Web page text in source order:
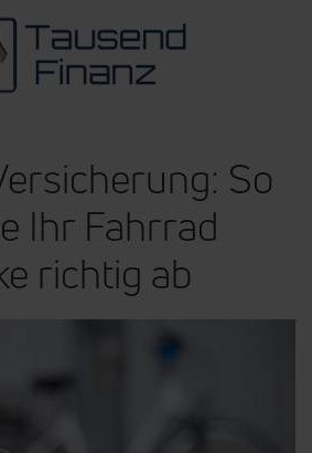
springen
So
Ihr Fahrrad
richtig ab